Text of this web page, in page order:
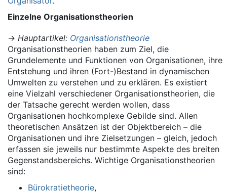
Einzelne Organisationstheorien
→ Hauptartikel: Organisationstheorie
Organisationstheorien haben zum Ziel, die
Grundelemente und Funktionen von Organisationen, ihre
Entstehung und ihren (Fort-)Bestand in dynamischen
Umwelten zu verstehen und zu erklären. Es existiert
eine Vielzahl verschiedener Organisationstheorien, die
der Tatsache gerecht werden wollen, dass
Organisationen hochkomplexe Gebilde sind. Allen
theoretischen Ansätzen ist der Objektbereich – die
Organisationen und ihre Zielsetzungen – gleich, jedoch
erfassen sie jeweils nur bestimmte Aspekte des breiten
Gegenstandsbereichs. Wichtige Organisationstheorien
sind:
Bürokratietheorie,